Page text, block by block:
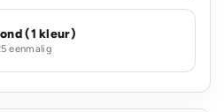
(1 kleur)
eenmalig